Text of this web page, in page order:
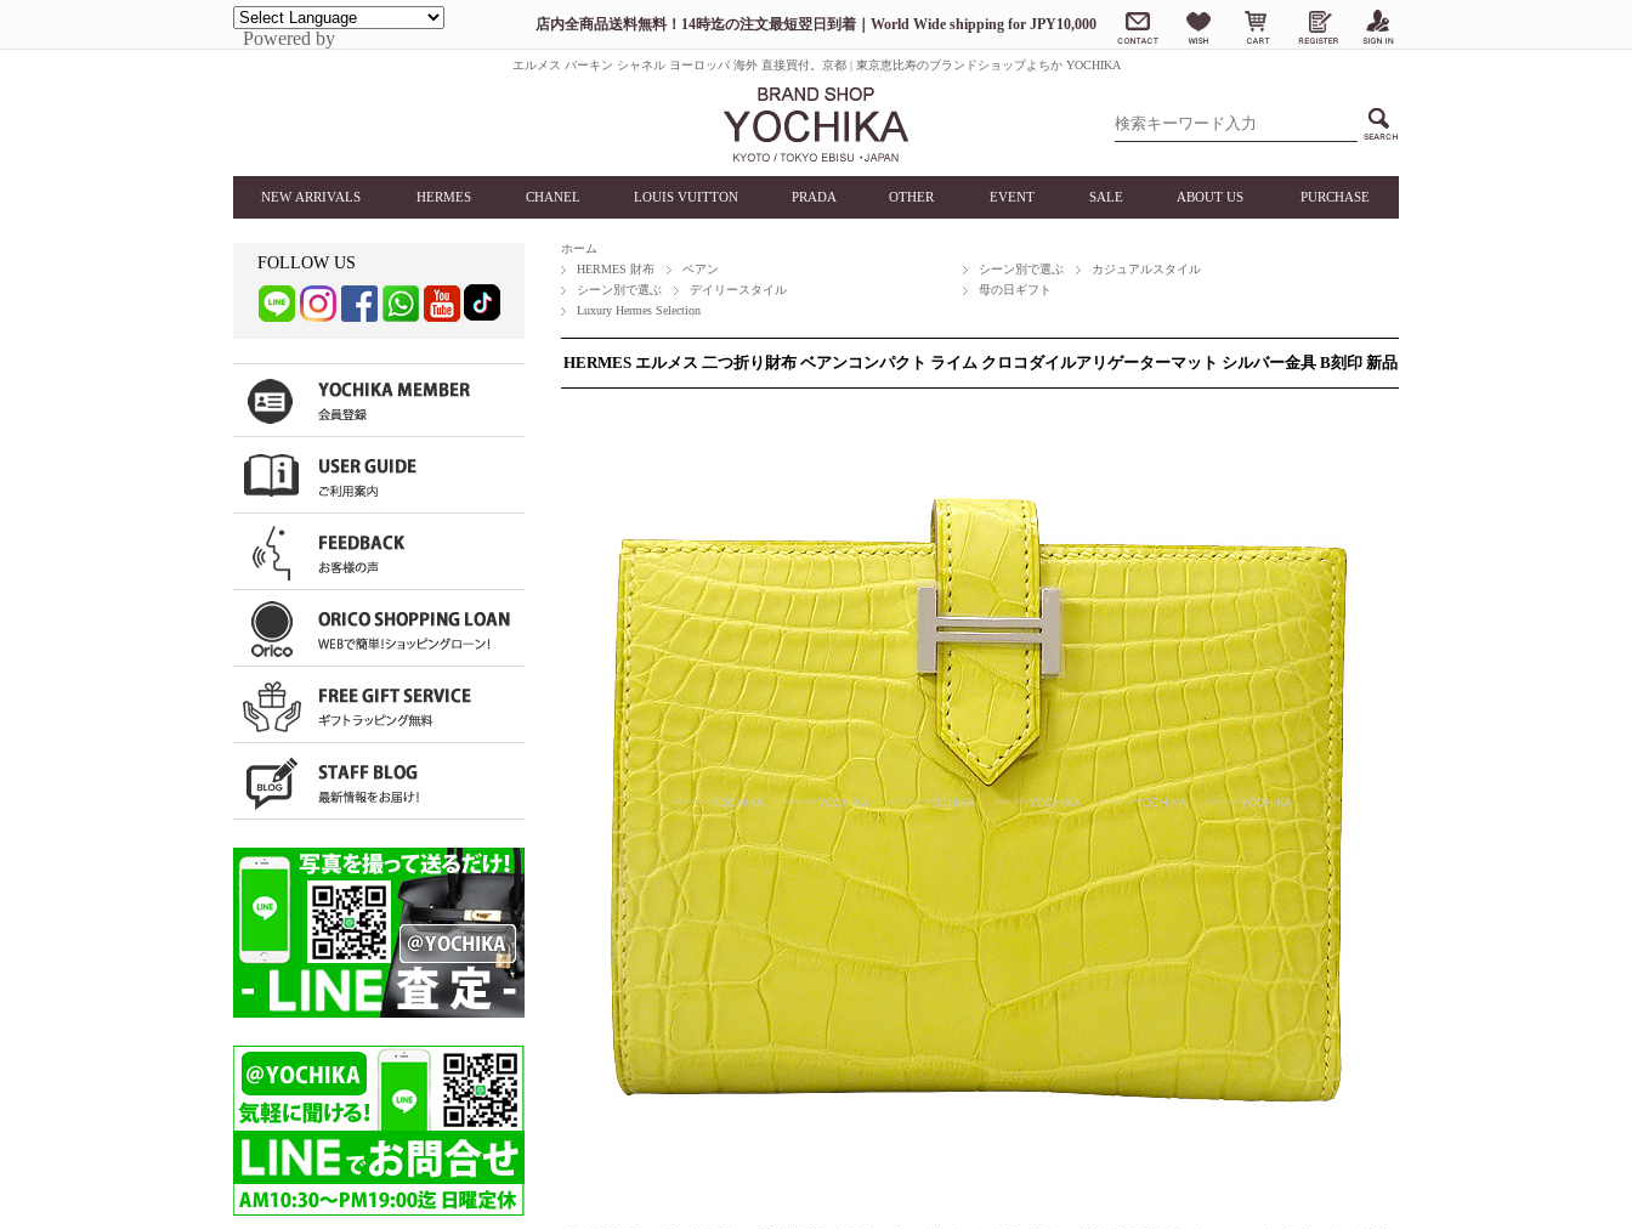
Powered by
店内全商品送料無料！14時迄の注文最短翌日到着｜World Wide shipping for JPY10,000
エルメス バーキン シャネル ヨーロッパ 海外 直接買付。京都 | 東京恵比寿のブランドショップよちか YOCHIKA
NEW ARRIVALS HERMES CHANEL LOUIS VUITTON PRADA OTHER EVENT SALE ABOUT US PURCHASE
ホーム
HERMES 財布
ベアン シーン別で選ぶ
カジュアルスタイル
シーン別で選ぶ
デイリースタイル
母の日ギフト
Luxury Hermes Selection
HERMES エルメス 二つ折り財布 ベアンコンパクト ライム クロコダイルアリゲーターマット シルバー金具 B刻印 新品
FOLLOW US